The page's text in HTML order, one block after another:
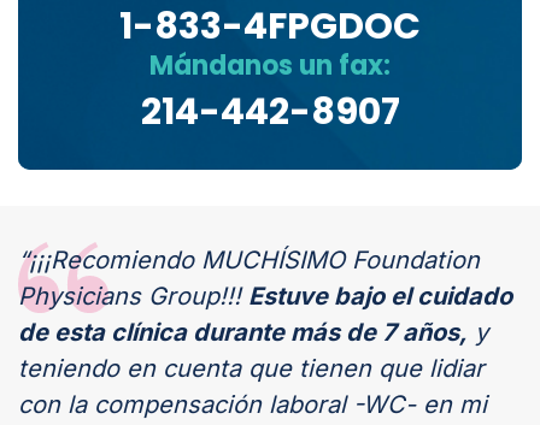
1-833-4FPGDOC
Mándanos un fax:
214-442-8907
“¡¡¡Recomiendo MUCHÍSIMO Foundation
Physicians Group!!! Estuve bajo el cuidado
de esta clínica durante más de 7 años, y
teniendo en cuenta que tienen que lidiar
con la compensación laboral -WC- en mi